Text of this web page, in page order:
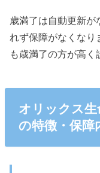
歳満了は自動更新が
れず保障がなくなり
も歳満了の方が高く
オリックス生
の特徴・保障